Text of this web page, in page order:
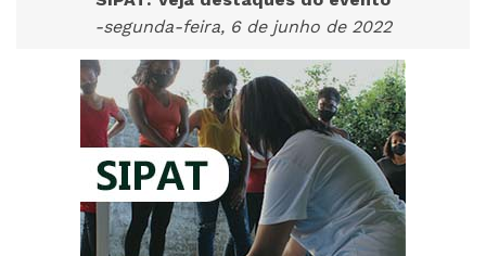
-segunda-feira, 6 de junho de 2022